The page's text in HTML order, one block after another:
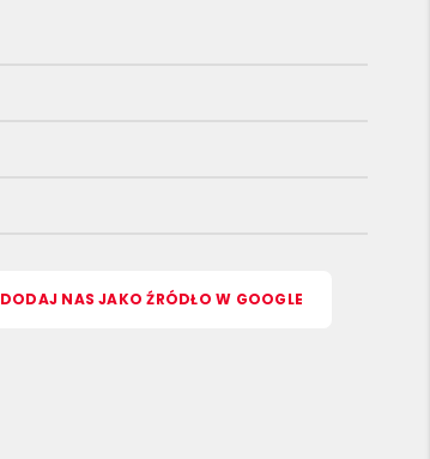
DODAJ NAS JAKO ŹRÓDŁO W GOOGLE